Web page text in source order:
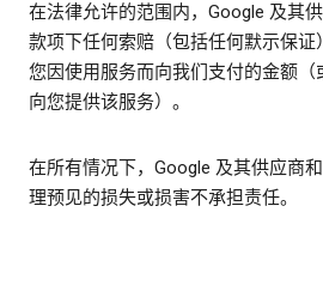
在法律允许的范围内，Google 及其
款项下任何索赔（包括任何默示保
您因使用服务而向我们支付的金额（
向您提供该服务）。
在所有情况下，Google 及其供应商
理预见的损失或损害不承担责任。